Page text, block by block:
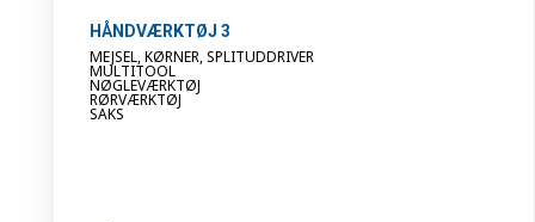
HÅNDVÆRKTØJ 3
MEJSEL, KØRNER, SPLITUDDRIVER
MULTITOOL
NØGLEVÆRKTØJ
RØRVÆRKTØJ
SAKS